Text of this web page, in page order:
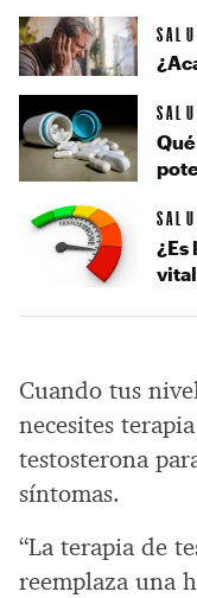
Cuando tus
necesites
testosterona
síntomas.
“La terapia de
reemplaza una
¿Es